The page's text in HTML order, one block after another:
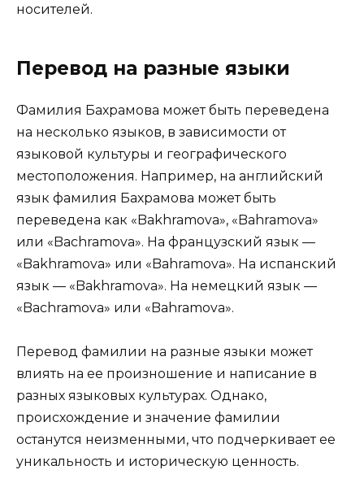
носителей.
Перевод на разные языки
Фамилия Бахрамова может быть переведена
на несколько языков, в зависимости от
языковой культуры и географического
местоположения. Например, на английский
язык фамилия Бахрамова может быть
переведена как «Bakhramova», «Bahramova»
или «Bachramova». На французский язык —
«Bakhramova» или «Bahramova». На испанский
язык — «Bakhramova». На немецкий язык —
«Bachramova» или «Bahramova».
Перевод фамилии на разные языки может
влиять на ее произношение и написание в
разных языковых культурах. Однако,
происхождение и значение фамилии
останутся неизменными, что подчеркивает ее
уникальность и историческую ценность.